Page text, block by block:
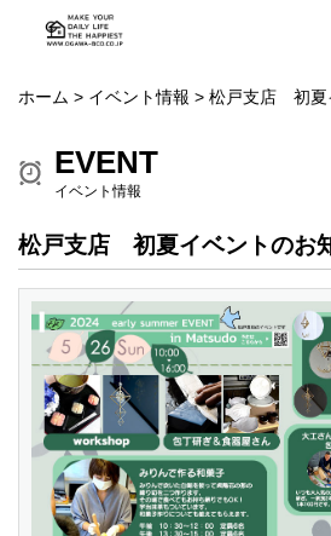
ホーム > イベント情報 > 松戸支店 初夏
EVENT
イベント情報
松戸支店 初夏イベントのお